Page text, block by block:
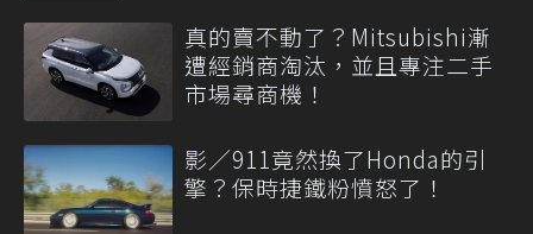
真的賣不動了？Mitsubishi漸
遭經銷商淘汰，並且專注二手
市場尋商機！
影／911竟然換了Honda的引
擎？保時捷鐵粉憤怒了！